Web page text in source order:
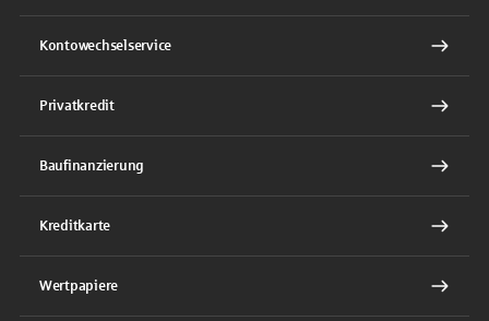
Kontowechselservice
Privatkredit
Baufinanzierung
Kreditkarte
Wertpapiere